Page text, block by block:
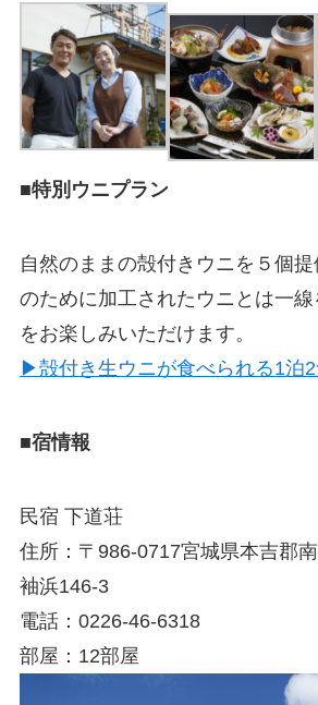
■特別ウニプラン
自然のままの殻付きウニを５個
のために加工されたウニとは一
をお楽しみいただけます。
▶殻付き生ウニが食べられる1泊
■宿情報
民宿 下道荘
住所：〒986-0717宮城県本吉郡
袖浜146-3
電話：0226-46-6318
部屋：12部屋